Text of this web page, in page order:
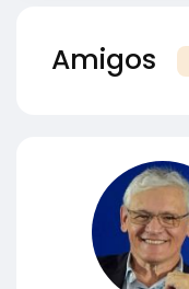
Amigos